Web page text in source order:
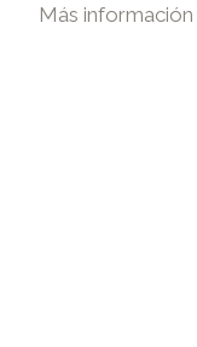
Más información